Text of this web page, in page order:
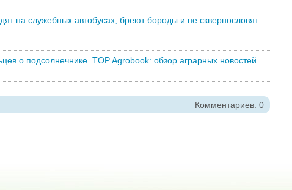
на служебных автобусах, бреют бороды и не сквернословят
о подсолнечнике. TOP Agrobook: обзор аграрных новостей
Комментариев: 0